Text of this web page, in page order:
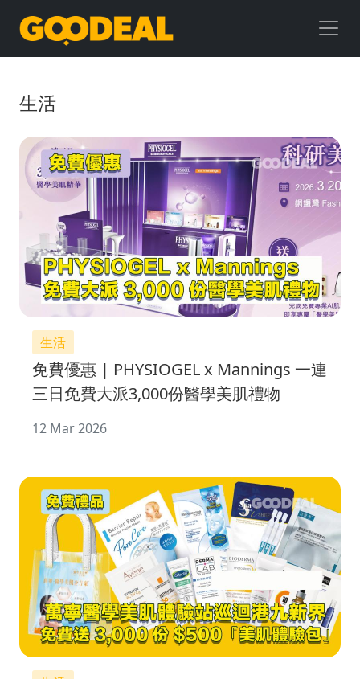
GOODEAL
早
早
鳥
生活
生活
免費優惠 | PHYSIOGEL x Mannings 一連
三日免費大派3,000份醫學美肌禮物
12 Mar 2026